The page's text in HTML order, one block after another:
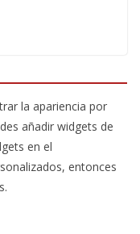
la apariencia por
añadir widgets de
en el
entonces